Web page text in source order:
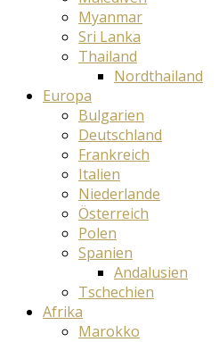
Myanmar
Sri Lanka
Thailand
Nordthailand
Europa
Bulgarien
Deutschland
Frankreich
Italien
Niederlande
Österreich
Polen
Spanien
Andalusien
Tschechien
Afrika
Marokko